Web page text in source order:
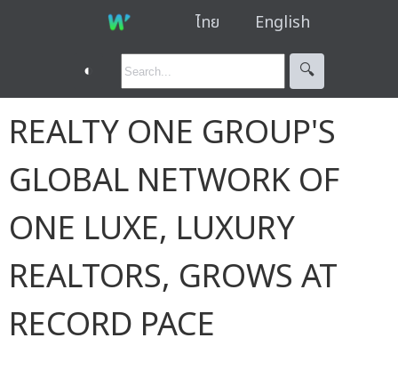
ไทย English
◐ 🔍︎
REALTY ONE GROUP'S
GLOBAL NETWORK OF
ONE LUXE, LUXURY
REALTORS, GROWS AT
RECORD PACE